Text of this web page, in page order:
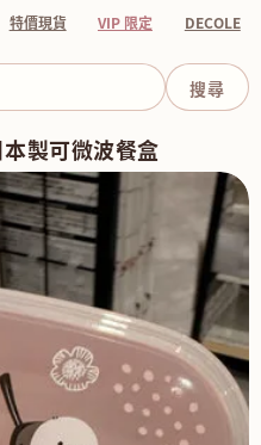
特價現貨 VIP 限定 DECOLE
製可微波餐盒